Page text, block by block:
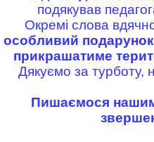
подякував
Окремі слова
особливий
прикрашатиме
Дякуємо за турботу,
Пишаємося